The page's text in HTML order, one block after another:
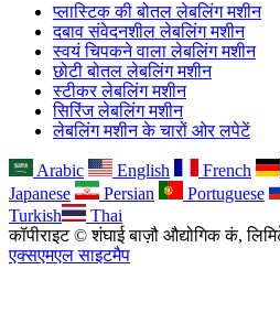
प्लास्टिक की बोतल लेबलिंग मशीन
दबाव संवेदनशील लेबलिंग मशीन
स्वयं चिपकने वाला लेबलिंग मशीन
छोटी बोतल लेबलिंग मशीन
स्टीकर लेबलिंग मशीन
सिरिंज लेबलिंग मशीन
लेबलिंग मशीन के चारों ओर लपेटें
Arabic English French
Japanese
Persian Portuguese
Turkish
Thai
कॉपीराइट © शंघाई बाज़ौ औद्योगिक कं,
एक्सएमएल साइटमैप